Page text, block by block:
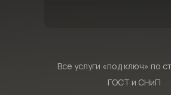
Все услуги «под ключ» по
ГОСТ и СНиП